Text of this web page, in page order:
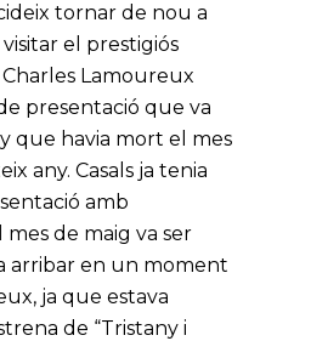
tornar de nou a
el prestigiós
Lamoureux
presentació que va
que havia mort el mes
any. Casals ja tenia
amb
de maig va ser
arribar en un moment
ja que estava
de “Tristany i